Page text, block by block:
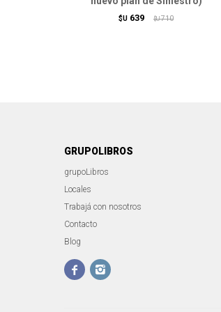
$U 639 $U 710
GRUPOLIBROS
grupoLibros
Locales
Trabajá con nosotros
Contacto
Blog
 